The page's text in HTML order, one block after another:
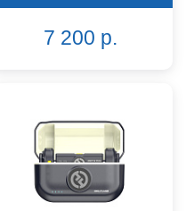
7 200 р.